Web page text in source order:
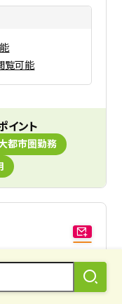
覧可能
イント
都市圏勤務